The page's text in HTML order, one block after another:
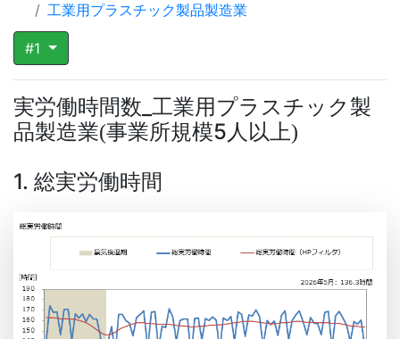
工業用プラスチック製品製造業
#1
実労働時間数_工業用プラスチック製
品製造業(事業所規模5人以上)
1. 総実労働時間